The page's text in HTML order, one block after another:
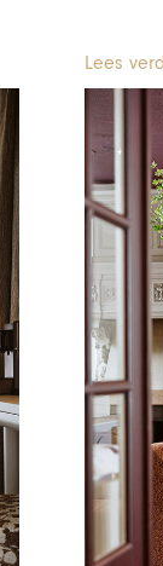
Lees